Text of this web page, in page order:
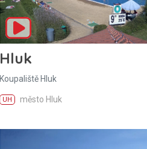
Hluk
Koupaliště Hluk
UH město Hluk